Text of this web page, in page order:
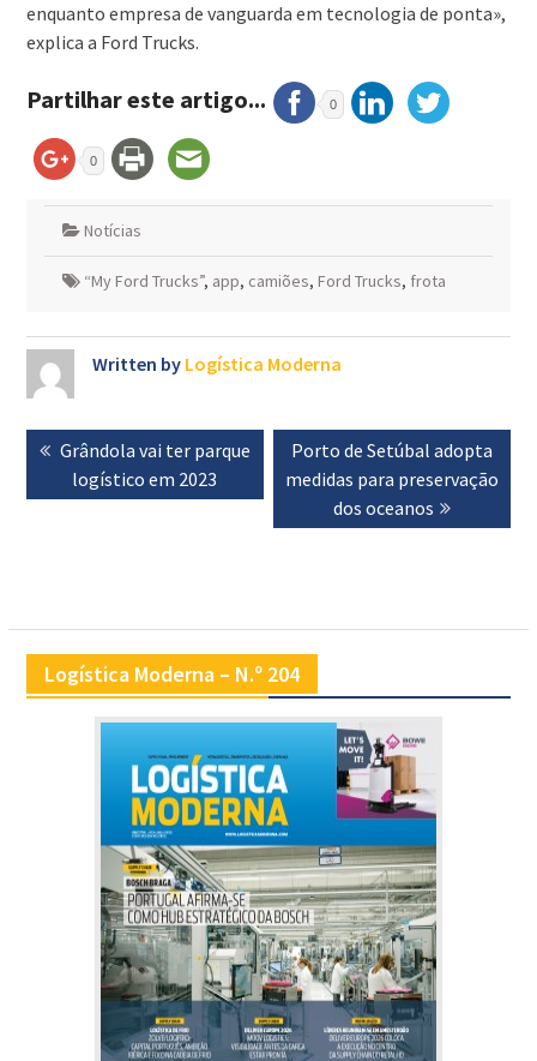
enquanto empresa de vanguarda em tecnologia de ponta»,
explica a Ford Trucks.
Partilhar este artigo... 0
0
Notícias
“My Ford Trucks”, app, camiões, Ford Trucks, frota
Written by Logística Moderna
Navegação
de
artigos
Previous
post:
Grândola vai ter parque
logístico em 2023
Next
post:
Porto de Setúbal adopta
medidas para preservação
dos oceanos
Logística Moderna – N.º 204